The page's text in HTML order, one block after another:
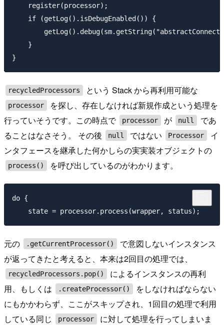
    register(processor);
    if (getLog().isDebugEnabled()) {
    }
recycledProcessors という Stack から再利用可能な
processor
を探し、存在しなければ新規作成という処理を
行っていそうです。この時点で
processor が null
であ
ることはなさそう。 その後
null ではない Processor
イ
ンタフェースを継承した何かしらの実実装オブジェクトの
process() を呼び出しているのがわかります。
do {
元の .getCurrentProcessor()
で意図しないインスタンス
が返ってきたと考えると、本来は2回目の処理では、
recycledProcessors.pop()
によるインスタンスの再利
用、もしくは
.createProcessor()
をしなければならない
にもかかわらず、ここがスキップされ、1回目の処理で利用
している同じ
processor
に対して処理を行ってしまいま